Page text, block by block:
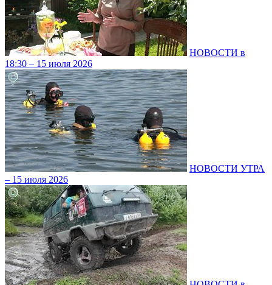
НОВОСТИ в
18:30 – 15 июля 2026
НОВОСТИ УТРА
– 15 июля 2026